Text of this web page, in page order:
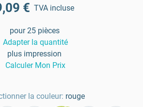
€ TVA incluse
pour 25 pièces
Adapter la quantité
plus impression
Calculer Mon Prix
la couleur: rouge